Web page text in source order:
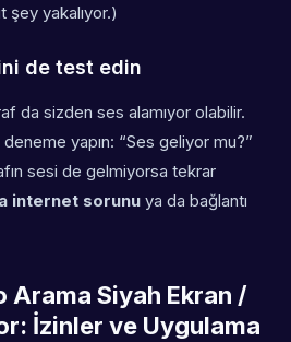
şey yakalıyor.)
de test edin
da sizden ses alamıyor olabilir.
yapın: “Ses geliyor mu?”
sesi de gelmiyorsa tekrar
internet sorunu ya da bağlantı
Arama Siyah Ekran /
İzinler ve Uygulama